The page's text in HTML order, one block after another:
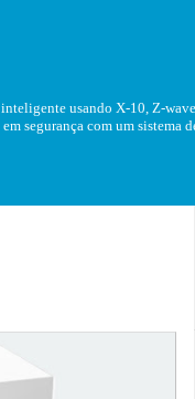
usando X-10, Z-
segurança com um sistema